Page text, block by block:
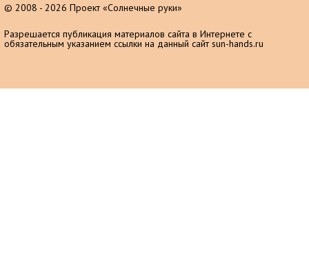
© 2008 - 2026 Проект «Солнечные руки»
Разрешается публикация материалов сайта в Интернете с
обязательным указанием ссылки на данный сайт sun-hands.ru